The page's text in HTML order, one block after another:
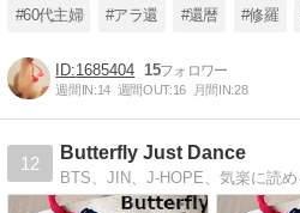
#60代主婦 #アラ還 #還暦 #修羅
1685404 15
週間IN:14 週間OUT:16 月間IN:28
12
Butterfly Just Dance